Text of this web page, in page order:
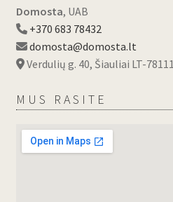
Domosta, UAB
+370 683 78432
domosta@domosta.lt
Verdulių g. 40, Šiauliai LT-78111
MUS RASITE